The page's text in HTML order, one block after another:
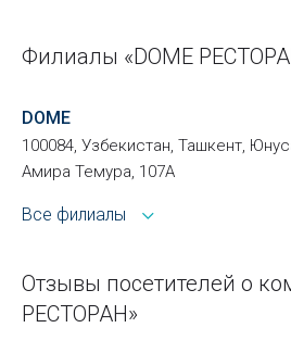
Филиалы «DOME
DOME
100084, Узбекистан, Ташкент,
Амира Темура, 107А
Все филиалы
Отзывы посетителей о
РЕСТОРАН»